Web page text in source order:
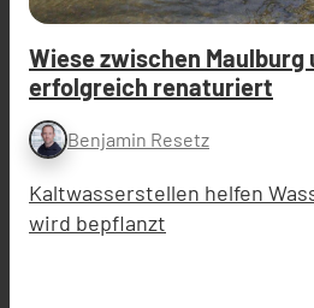
Wiese zwischen Maulburg
erfolgreich renaturiert
Benjamin Resetz
Kaltwasserstellen helfen
wird bepflanzt